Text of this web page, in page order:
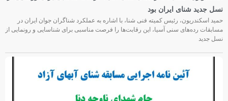
نسل جدید شنای ایران بود
حمید اسکندریون، رئیس کمیته فنی شنا، با اشاره به عملکرد شناگران جوان ایران در
مسابقات رده‌های سنی آسیا، این رقابت‌ها را فرصت مناسبی برای شناسایی و رونمایی از
نسل جدید